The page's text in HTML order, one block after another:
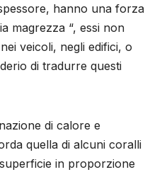
hanno una forza
magrezza “, essi non
veicoli, negli edifici, o
di tradurre questi
di calore e
quella di alcuni coralli
in proporzione